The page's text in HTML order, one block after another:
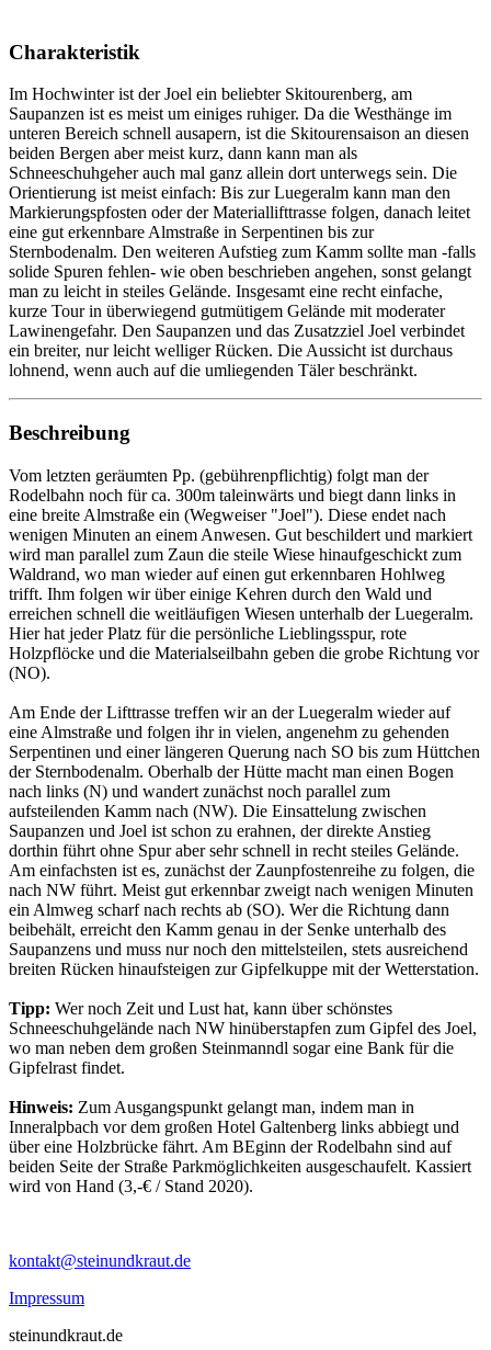
Charakteristik
Im Hochwinter ist der Joel ein beliebter Skitourenberg, am
Saupanzen ist es meist um einiges ruhiger. Da die Westhänge im
unteren Bereich schnell ausapern, ist die Skitourensaison an diesen
beiden Bergen aber meist kurz, dann kann man als
Schneeschuhgeher auch mal ganz allein dort unterwegs sein. Die
Orientierung ist meist einfach: Bis zur Luegeralm kann man den
Markierungspfosten oder der Materiallifttrasse folgen, danach leitet
eine gut erkennbare Almstraße in Serpentinen bis zur
Sternbodenalm. Den weiteren Aufstieg zum Kamm sollte man -falls
solide Spuren fehlen- wie oben beschrieben angehen, sonst gelangt
man zu leicht in steiles Gelände. Insgesamt eine recht einfache,
kurze Tour in überwiegend gutmütigem Gelände mit moderater
Lawinengefahr. Den Saupanzen und das Zusatzziel Joel verbindet
ein breiter, nur leicht welliger Rücken. Die Aussicht ist durchaus
lohnend, wenn auch auf die umliegenden Täler beschränkt.
Beschreibung
Vom letzten geräumten Pp. (gebührenpflichtig) folgt man der
Rodelbahn noch für ca. 300m taleinwärts und biegt dann links in
eine breite Almstraße ein (Wegweiser "Joel"). Diese endet nach
wenigen Minuten an einem Anwesen. Gut beschildert und markiert
wird man parallel zum Zaun die steile Wiese hinaufgeschickt zum
Waldrand, wo man wieder auf einen gut erkennbaren Hohlweg
trifft. Ihm folgen wir über einige Kehren durch den Wald und
erreichen schnell die weitläufigen Wiesen unterhalb der Luegeralm.
Hier hat jeder Platz für die persönliche Lieblingsspur, rote
Holzpflöcke und die Materialseilbahn geben die grobe Richtung vor
(NO).
Am Ende der Lifttrasse treffen wir an der Luegeralm wieder auf
eine Almstraße und folgen ihr in vielen, angenehm zu gehenden
Serpentinen und einer längeren Querung nach SO bis zum Hüttchen
der Sternbodenalm. Oberhalb der Hütte macht man einen Bogen
nach links (N) und wandert zunächst noch parallel zum
aufsteilenden Kamm nach (NW). Die Einsattelung zwischen
Saupanzen und Joel ist schon zu erahnen, der direkte Anstieg
dorthin führt ohne Spur aber sehr schnell in recht steiles Gelände.
Am einfachsten ist es, zunächst der Zaunpfostenreihe zu folgen, die
nach NW führt. Meist gut erkennbar zweigt nach wenigen Minuten
ein Almweg scharf nach rechts ab (SO). Wer die Richtung dann
beibehält, erreicht den Kamm genau in der Senke unterhalb des
Saupanzens und muss nur noch den mittelsteilen, stets ausreichend
breiten Rücken hinaufsteigen zur Gipfelkuppe mit der Wetterstation.
Tipp: Wer noch Zeit und Lust hat, kann über schönstes
Schneeschuhgelände nach NW hinüberstapfen zum Gipfel des Joel,
wo man neben dem großen Steinmanndl sogar eine Bank für die
Gipfelrast findet.
Hinweis: Zum Ausgangspunkt gelangt man, indem man in
Inneralpbach vor dem großen Hotel Galtenberg links abbiegt und
über eine Holzbrücke fährt. Am BEginn der Rodelbahn sind auf
beiden Seite der Straße Parkmöglichkeiten ausgeschaufelt. Kassiert
wird von Hand (3,-€ / Stand 2020).
kontakt@steinundkraut.de
Impressum
steinundkraut.de